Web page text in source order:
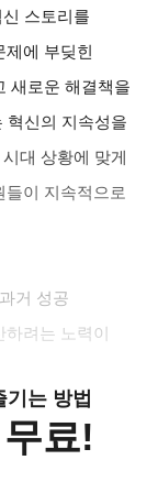
스토리를
에 부딪힌
새로운 해결책을
혁신의 지속성을
대 상황에 맞게
이 지속적으로
거 성공
려는 노력이
는 방법
료!